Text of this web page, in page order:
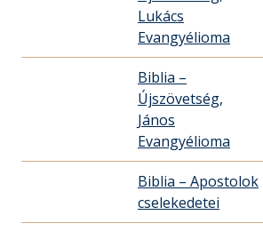
Lukács
Evangyélioma
Biblia –
Újszövetség,
János
Evangyélioma
Biblia – Apostolok
cselekedetei